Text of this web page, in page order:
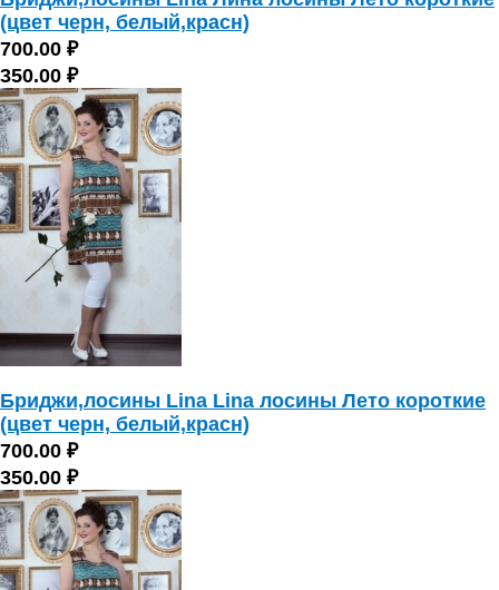
(цвет черн, белый,красн)
700.00 ₽
350.00 ₽
Бриджи,лосины Lina Lina лосины Лето короткие
(цвет черн, белый,красн)
700.00 ₽
350.00 ₽